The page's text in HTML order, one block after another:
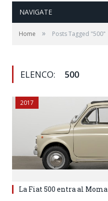
NAVIGATE
Home » Posts Tagged "500"
ELENCO: 500
2017
La Fiat 500 entra al Moma